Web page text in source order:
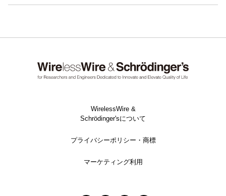
WirelessWire &
Schrödinger'sについて
プライバシーポリシー・商標
マーケティング利用